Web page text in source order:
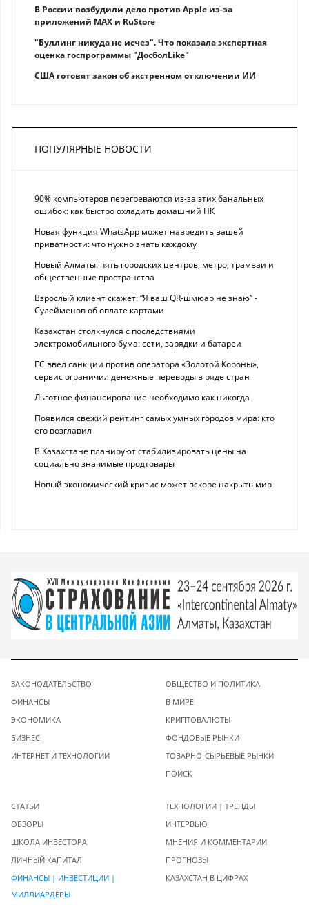
В России возбудили дело против Apple из-за
приложений MAX и RuStore
"Буллинг никуда не исчез". Что показала экспертная
оценка госпрограммы "ДосболLike"
США готовят закон об экстренном отключении ИИ
ПОПУЛЯРНЫЕ НОВОСТИ
90% компьютеров перегреваются из-за этих банальных
ошибок: как быстро охладить домашний ПК
Новая функция WhatsApp может навредить вашей
приватности: что нужно знать каждому
Новый Алматы: пять городских центров, метро, трамваи и
общественные пространства
Взрослый клиент скажет: “Я ваш QR-шмюар не знаю“ -
Сулейменов об оплате картами
Казахстан столкнулся с последствиями
электромобильного бума: сети, зарядки и батареи
ЕС ввел санкции против оператора «Золотой Короны»,
сервис ограничил денежные переводы в ряде стран
Льготное финансирование необходимо как никогда
Появился свежий рейтинг самых умных городов мира: кто
его возглавил
В Казахстане планируют стабилизировать цены на
социально значимые продтовары
Новый экономический кризис может вскоре накрыть мир
ЗАКОНОДАТЕЛЬСТВО
ФИНАНСЫ
ЭКОНОМИКА
БИЗНЕС
ИНТЕРНЕТ И ТЕХНОЛОГИИ
ОБЩЕСТВО И ПОЛИТИКА
В МИРЕ
КРИПТОВАЛЮТЫ
ФОНДОВЫЕ РЫНКИ
ТОВАРНО-СЫРЬЕВЫЕ РЫНКИ
ПОИСК
СТАТЬИ
ОБЗОРЫ
ШКОЛА ИНВЕСТОРА
ЛИЧНЫЙ КАПИТАЛ
ФИНАНСЫ | ИНВЕСТИЦИИ |
МИЛЛИАРДЕРЫ
ТЕХНОЛОГИИ | ТРЕНДЫ
ИНТЕРВЬЮ
МНЕНИЯ И КОММЕНТАРИИ
ПРОГНОЗЫ
КАЗАХСТАН В ЦИФРАХ